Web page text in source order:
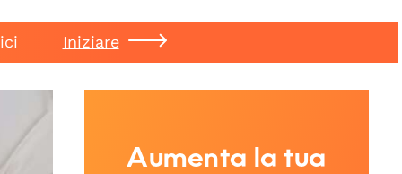
Iniziare
Aumenta la tua